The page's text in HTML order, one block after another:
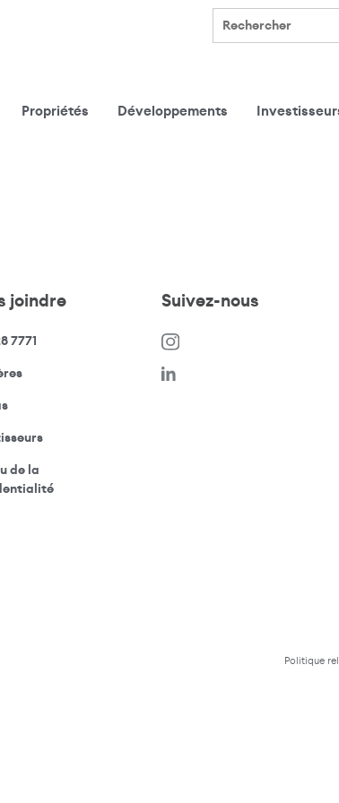
Rechercher
Propriétés Développements
joindre
7771
(s’ouvre dans une nouvelle fenêtre)
(ouvre votre application de messagerie)
(ouvre votre application de messagerie)
de la
(ouvre votre application de messagerie)
Suivez-nous
Politique